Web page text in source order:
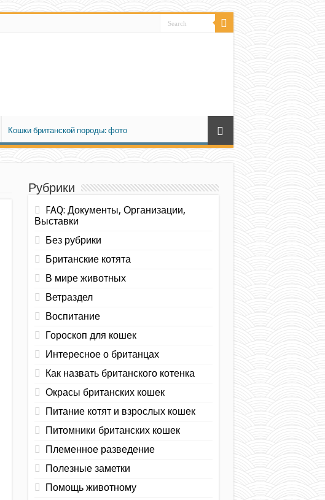
Кошки британской породы: фото
Рубрики
FAQ: Документы, Организации,
Выставки
Без рубрики
Британские котята
В мире животных
Ветраздел
Воспитание
Гороскоп для кошек
Интересное о британцах
Как назвать британского котенка
Окрасы британских кошек
Питание котят и взрослых кошек
Питомники британских кошек
Племенное разведение
Полезные заметки
Помощь животному